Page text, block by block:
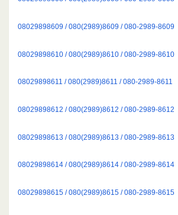
08029898609 / 080(2989)8609 / 080-2989-8609
08029898610 / 080(2989)8610 / 080-2989-8610
08029898611 / 080(2989)8611 / 080-2989-8611
08029898612 / 080(2989)8612 / 080-2989-8612
08029898613 / 080(2989)8613 / 080-2989-8613
08029898614 / 080(2989)8614 / 080-2989-8614
08029898615 / 080(2989)8615 / 080-2989-8615